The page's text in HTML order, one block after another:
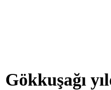
Gökkuşağı